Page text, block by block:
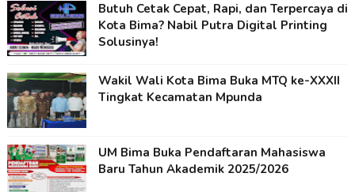
Butuh Cetak Cepat, Rapi, dan Terpercaya di
Kota Bima? Nabil Putra Digital Printing
Solusinya!
Wakil Wali Kota Bima Buka MTQ ke-XXXII
Tingkat Kecamatan Mpunda
UM Bima Buka Pendaftaran Mahasiswa
Baru Tahun Akademik 2025/2026